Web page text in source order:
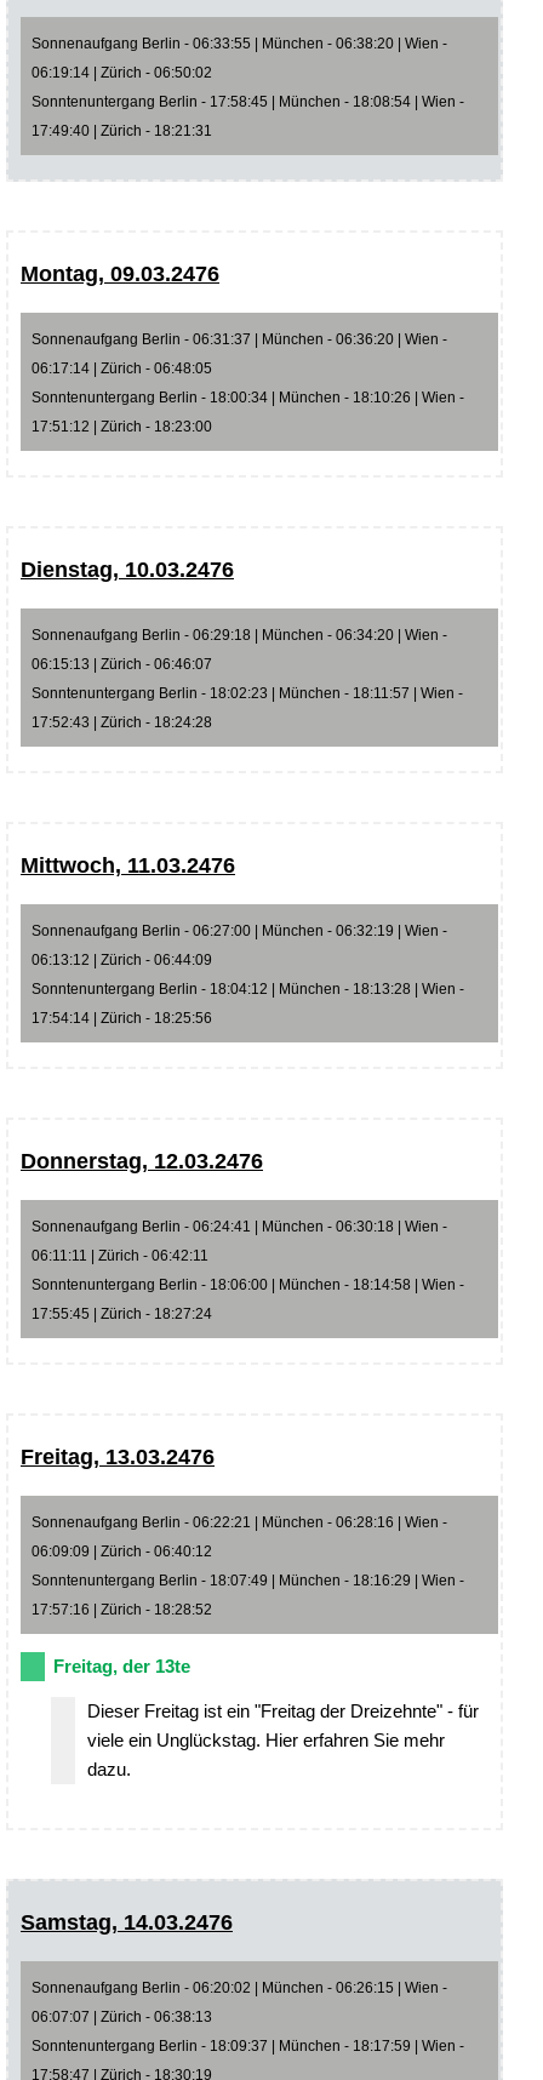
Sonnenaufgang Berlin - 06:33:55 | München - 06:38:20 | Wien -
06:19:14 | Zürich - 06:50:02
Sonntenuntergang Berlin - 17:58:45 | München - 18:08:54 | Wien -
17:49:40 | Zürich - 18:21:31
Montag, 09.03.2476
Sonnenaufgang Berlin - 06:31:37 | München - 06:36:20 | Wien -
06:17:14 | Zürich - 06:48:05
Sonntenuntergang Berlin - 18:00:34 | München - 18:10:26 | Wien -
17:51:12 | Zürich - 18:23:00
Dienstag, 10.03.2476
Sonnenaufgang Berlin - 06:29:18 | München - 06:34:20 | Wien -
06:15:13 | Zürich - 06:46:07
Sonntenuntergang Berlin - 18:02:23 | München - 18:11:57 | Wien -
17:52:43 | Zürich - 18:24:28
Mittwoch, 11.03.2476
Sonnenaufgang Berlin - 06:27:00 | München - 06:32:19 | Wien -
06:13:12 | Zürich - 06:44:09
Sonntenuntergang Berlin - 18:04:12 | München - 18:13:28 | Wien -
17:54:14 | Zürich - 18:25:56
Donnerstag, 12.03.2476
Sonnenaufgang Berlin - 06:24:41 | München - 06:30:18 | Wien -
06:11:11 | Zürich - 06:42:11
Sonntenuntergang Berlin - 18:06:00 | München - 18:14:58 | Wien -
17:55:45 | Zürich - 18:27:24
Freitag, 13.03.2476
Sonnenaufgang Berlin - 06:22:21 | München - 06:28:16 | Wien -
06:09:09 | Zürich - 06:40:12
Sonntenuntergang Berlin - 18:07:49 | München - 18:16:29 | Wien -
17:57:16 | Zürich - 18:28:52
Freitag, der 13te
Dieser Freitag ist ein "Freitag der Dreizehnte" - für
viele ein Unglückstag. Hier erfahren Sie mehr
dazu.
Samstag, 14.03.2476
Sonnenaufgang Berlin - 06:20:02 | München - 06:26:15 | Wien -
06:07:07 | Zürich - 06:38:13
Sonntenuntergang Berlin - 18:09:37 | München - 18:17:59 | Wien -
17:58:47 | Zürich - 18:30:19